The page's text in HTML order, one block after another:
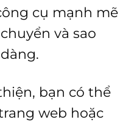
cụ mạnh mẽ
và sao
bạn có thể
web hoặc